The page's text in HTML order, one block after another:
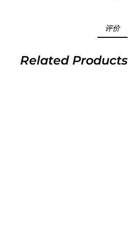
评价
Related Products